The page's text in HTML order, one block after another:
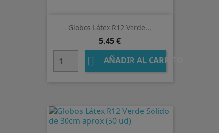
Globos Látex R12 Verde...
Precio
5,45 €
 AÑADIR AL CARRITO